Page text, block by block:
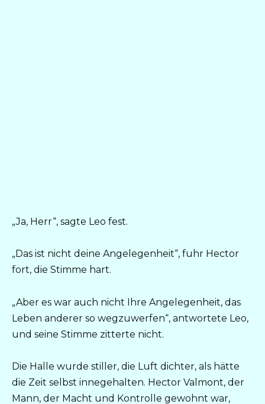
„Ja, Herr“, sagte Leo fest.
„Das ist nicht deine Angelegenheit“, fuhr Hector
fort, die Stimme hart.
„Aber es war auch nicht Ihre Angelegenheit, das
Leben anderer so wegzuwerfen“, antwortete Leo,
und seine Stimme zitterte nicht.
Die Halle wurde stiller, die Luft dichter, als hätte
die Zeit selbst innegehalten. Hector Valmont, der
Mann, der Macht und Kontrolle gewohnt war,